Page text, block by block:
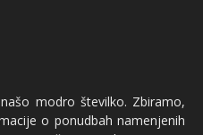
modro številko. Zbiramo,
o ponudbah namenjenih